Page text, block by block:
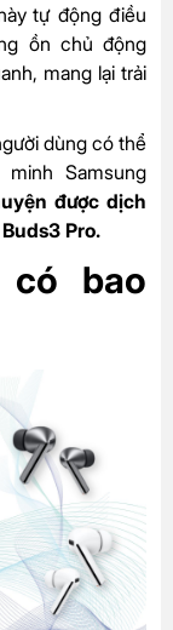
tự động điều
ồn chủ động
mang lại trải
dùng có thể
Samsung
được dịch
Pro.
có bao